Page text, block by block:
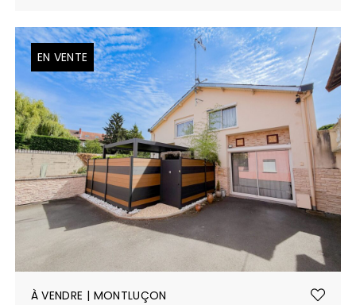
EN VENTE
À VENDRE | MONTLUÇON